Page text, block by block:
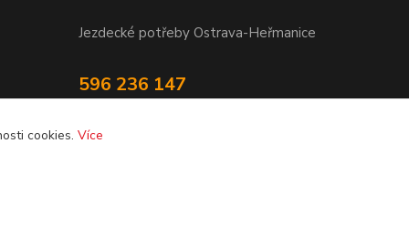
Jezdecké potřeby Ostrava-Heřmanice
596 236 147
cookies. Více